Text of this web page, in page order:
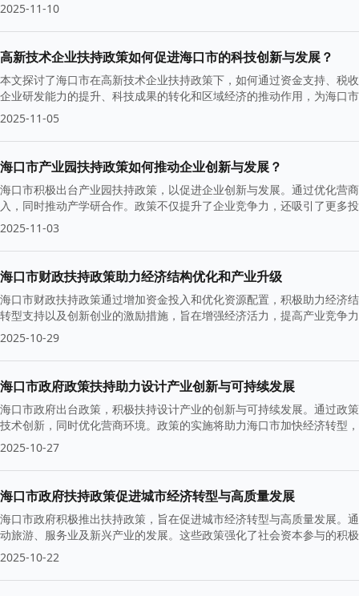
2025-11-10
高新技术企业扶持政策如何促进海口市的科技创新与发展？
本文探讨了海口市在高新技术企业扶持政策下，如何通过资金支持、税
企业研发能力的提升、科技成果的转化和区域经济的推动作用，为海口
2025-11-05
海口市产业园扶持政策如何推动企业创新与发展？
海口市积极出台产业园扶持政策，以促进企业创新与发展。通过优化营
入，同时推动产学研合作。政策不仅提升了企业竞争力，还吸引了更多
2025-11-03
海口市财政扶持政策助力经济结构优化和产业升级
海口市财政扶持政策通过增加资金投入和优化资源配置，积极助力经济
转型支持以及创新创业的激励措施，旨在增强经济活力，提高产业竞争
2025-10-29
海口市政府政策扶持助力设计产业创新与可持续发展
海口市政府出台政策，积极扶持设计产业的创新与可持续发展。通过政
技术创新，同时优化营商环境。政策的实施将助力海口市加快经济转型
2025-10-27
海口市政府扶持政策促进城市经济转型与高质量发展
海口市政府积极推出扶持政策，旨在促进城市经济转型与高质量发展。
动旅游、服务业及新兴产业的发展。这些政策强化了社会资本参与的积
2025-10-22